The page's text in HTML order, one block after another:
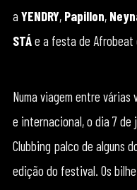
a YENDRY, Papillon,
STÁe a festa de Afrobeat
Numa viagem entre
e internacional, o dia 7 de
Clubbing palco de alguns
edição do festival. Os